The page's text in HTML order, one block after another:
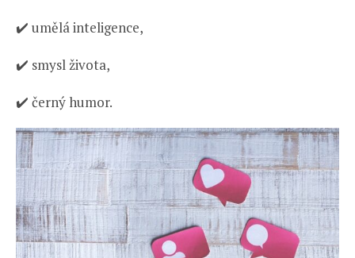
✔️ umělá inteligence,
✔️ smysl života,
✔️ černý humor.